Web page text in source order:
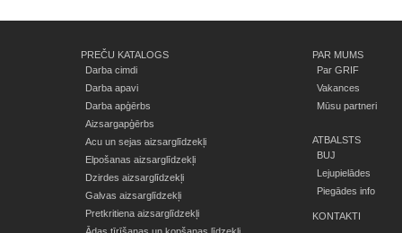
PREČU KATALOGS
Darba cimdi
Darba apavi
Darba apģērbs
Aizsargapģērbs
Acu un sejas aizsarglīdzekļi
Elpošanas aizsarglīdzekļi
Dzirdes aizsarglīdzekļi
Galvas aizsarglīdzekļi
Pretkritiena aizsarglīdzekļi
PAR MUMS
Par GRIF
Vakances
Mūsu partneri
ATBALSTS
BUJ
Lejupielādes
Piegādes info
KONTAKTI